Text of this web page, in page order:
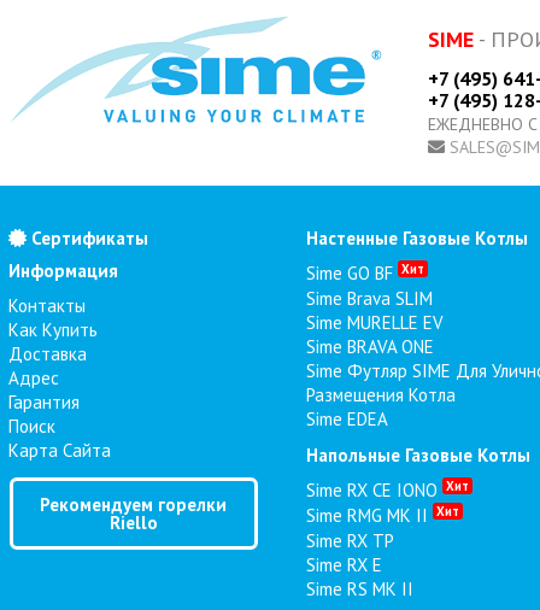
SIME -
+7 (495)
+7 (495)
ЕЖЕДНЕВНО
Сертификаты
Информация
Контакты
Как Купить
Доставка
Адрес
Гарантия
Поиск
Карта Сайта
Рекомендуем горелки
Riello
Настенные Газовые Котлы
Sime GO BF Хит
Sime Brava SLIM
Sime MURELLE EV
Sime BRAVA ONE
Sime Футляр SIME Для
Размещения Котла
Sime EDEA
Напольные Газовые Котлы
Sime RX CE IONO Хит
Sime RMG MK II Хит
Sime RX TP
Sime RX E
Sime RS MK II